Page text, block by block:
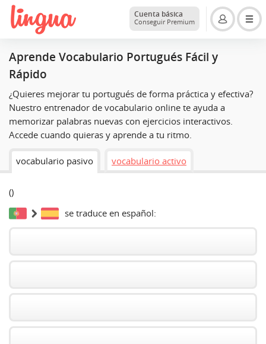
Cuenta básica
Conseguir Premium
Aprende Vocabulario Portugués Fácil y
Rápido
¿Quieres mejorar tu portugués de forma práctica y efectiva?
Nuestro entrenador de vocabulario online te ayuda a
memorizar palabras nuevas con ejercicios interactivos.
Accede cuando quieras y aprende a tu ritmo.
vocabulario pasivo vocabulario activo
()
se traduce en español: